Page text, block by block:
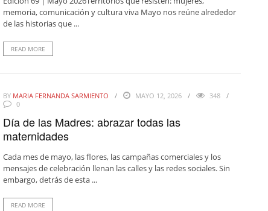
memoria, comunicación y cultura viva Mayo nos reúne alrededor
de las historias que ...
READ MORE
BY MARIA FERNANDA SARMIENTO MAYO 12, 2026
348
0
Día de las Madres: abrazar todas las
maternidades
Cada mes de mayo, las flores, las campañas comerciales y los
mensajes de celebración llenan las calles y las redes sociales. Sin
embargo, detrás de esta ...
READ MORE